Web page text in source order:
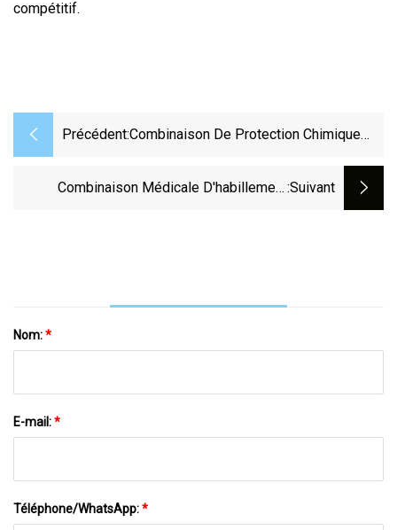
compétitif.
Précédent:Combinaison De Protection Chimique
Jetables De Haute Qualité
Combinaison Médicale D'habillement :suivant
Nom:*
E-mail:*
Téléphone/WhatsApp:*